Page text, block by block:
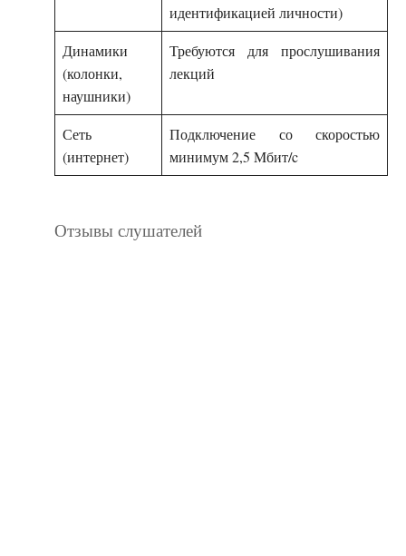
идентификацией личности)
Динамики
(колонки,
наушники)
Требуются для прослушивания
лекций
Сеть
(интернет)
Подключение со скоростью
минимум 2,5 Mбит/c
Отзывы слушателей